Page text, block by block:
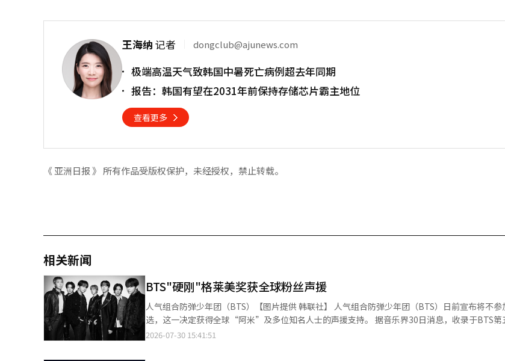
王海纳 记者 dongclub@ajunews.com
极端高温天气致韩国中暑死亡病例超去年同期
报告：韩国有望在2031年前保持存储芯片霸主地位
查看更多
《 亚洲日报 》 所有作品受版权保护，未经授权，禁止转载。
相关新闻
BTS"硬刚"格莱美奖获全球粉丝声援
人气组合防弹少年团（BTS）【图片提供 韩联社】 人气组合防弹少年团（BTS）日前宣布将不参加明年格莱美奖评
选，这一决定获得全球“阿米”及多位知名人士的声援支持。 据音乐界30日消息，收录于BTS第五张正规专辑的单曲
《Aliens》在全球粉丝的集体助力下，登顶全球78个国家（地区）的iTunes单曲榜。作为非主打
2026-07-30 15:41:51